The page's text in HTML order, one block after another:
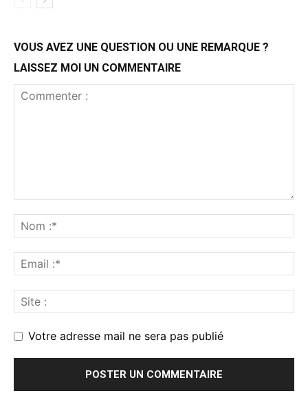
VOUS AVEZ UNE QUESTION OU UNE REMARQUE ?
LAISSEZ MOI UN COMMENTAIRE
Votre adresse mail ne sera pas publié